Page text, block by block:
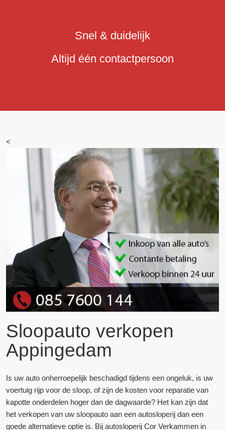
Snel & duidelijk
Altijd één contactpersoon
<
Sloopauto verkopen
Appingedam
Is uw auto onherroepelijk beschadigd tijdens een ongeluk, is uw
voertuig rijp voor de sloop, of zijn de kosten voor reparatie van
kapotte onderdelen hoger dan de dagwaarde? Het kan zijn dat
het verkopen van uw sloopauto aan een autosloperij dan een
goede alternatieve optie is. Bij autosloperij Cor Verkammen in